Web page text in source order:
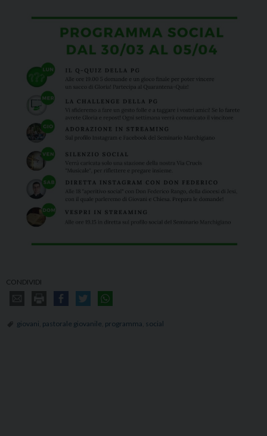
CONDIVIDI
giovani pastorale giovanile programma social